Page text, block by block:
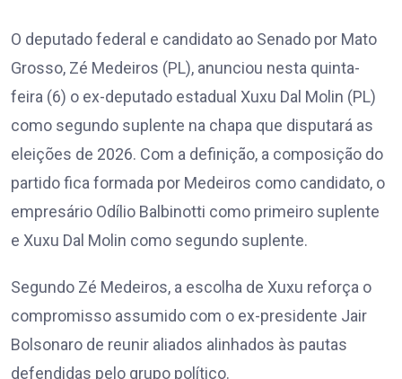
O deputado federal e candidato ao Senado por Mato
Grosso, Zé Medeiros (PL), anunciou nesta quinta-
feira (6) o ex-deputado estadual Xuxu Dal Molin (PL)
como segundo suplente na chapa que disputará as
eleições de 2026. Com a definição, a composição do
partido fica formada por Medeiros como candidato, o
empresário Odílio Balbinotti como primeiro suplente
e Xuxu Dal Molin como segundo suplente.
Segundo Zé Medeiros, a escolha de Xuxu reforça o
compromisso assumido com o ex-presidente Jair
Bolsonaro de reunir aliados alinhados às pautas
defendidas pelo grupo político.